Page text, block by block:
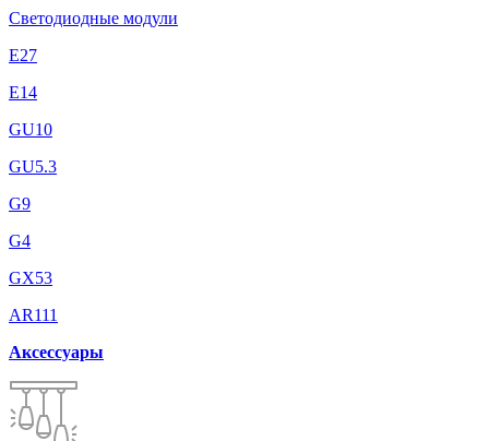
Светодиодные модули
E27
E14
GU10
GU5.3
G9
G4
GX53
AR111
Аксессуары